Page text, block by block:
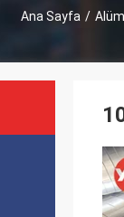
Ana Sayfa /